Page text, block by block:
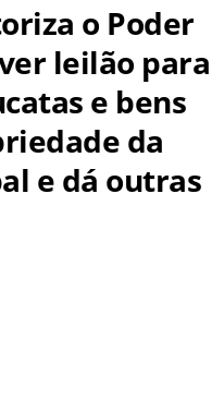
o Poder
leilão para
e bens
da
e dá outras